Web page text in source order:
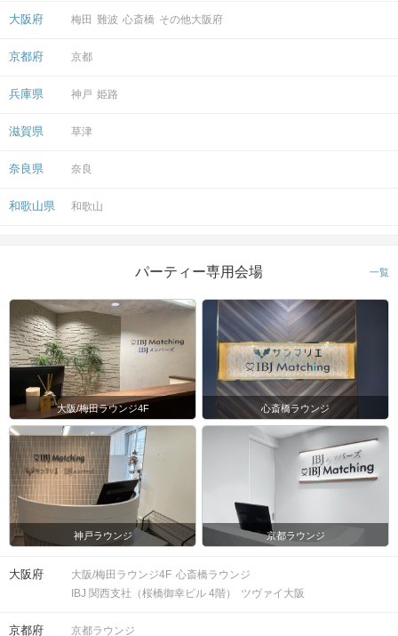
大阪府 梅田 難波 心斎橋 その他大阪府
京都府 京都
兵庫県 神戸 姫路
滋賀県 草津
奈良県 奈良
和歌山県 和歌山
パーティー専用会場 一覧
大阪/梅田ラウンジ4F 心斎橋ラウンジ
神戸ラウンジ 京都ラウンジ
大阪府 大阪/梅田ラウンジ4F 心斎橋ラウンジ
IBJ 関西支社（桜橋御幸ビル 4階）
ツヴァイ大阪
京都府 京都ラウンジ